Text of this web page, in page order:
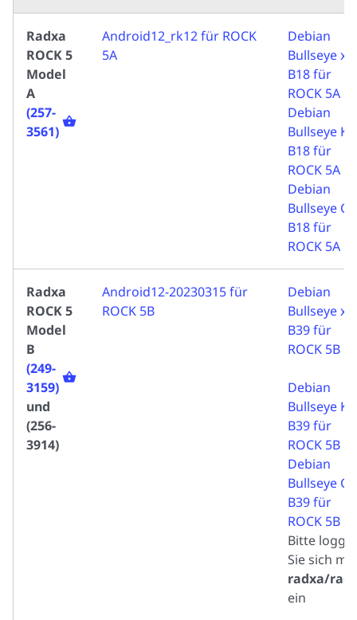
Radxa
ROCK 5
Model
A
(257-
3561)
Android12_rk12 für ROCK
5A
Debian
Bullseye
B18 für
ROCK 5A
Debian
Bullseye
B18 für
ROCK 5A
Debian
Bullseye
B18 für
ROCK 5A
Radxa
ROCK 5
Model
B
(249-
3159)
und
(256-
3914)
Android12-20230315 für
ROCK 5B
Debian
Bullseye
B39 für
ROCK 5B
Debian
Bullseye
B39 für
ROCK 5B
Debian
Bullseye
B39 für
ROCK 5B
Bitte
Sie sich mit
radxa/
ein